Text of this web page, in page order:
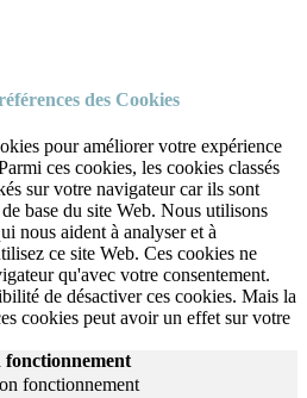
des Cookies
pour améliorer votre expérience
ces cookies, les cookies classés
sur votre navigateur car ils sont
base du site Web. Nous utilisons
nous aident à analyser et à
ce site Web. Ces cookies ne
qu'avec votre consentement.
de désactiver ces cookies. Mais la
cookies peut avoir un effet sur votre
fonctionnement
fonctionnement